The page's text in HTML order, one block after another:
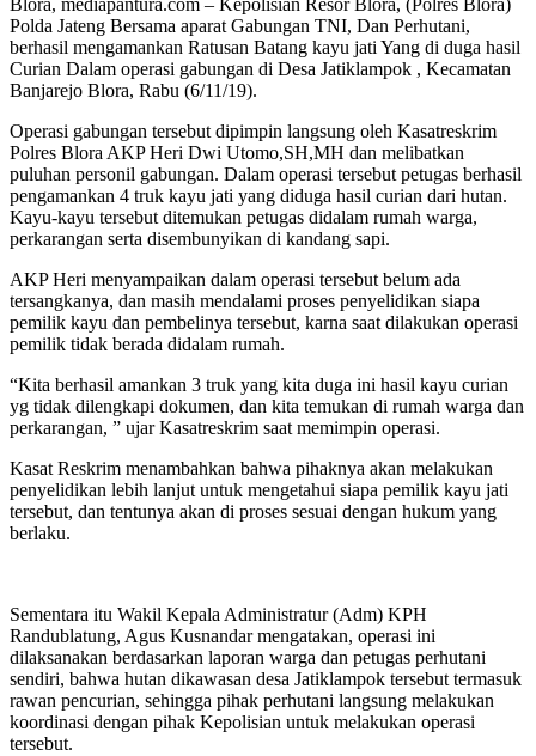
Polda Jateng Bersama aparat Gabungan TNI, Dan Perhutani,
berhasil mengamankan Ratusan Batang kayu jati Yang di duga hasil
Curian Dalam operasi gabungan di Desa Jatiklampok , Kecamatan
Banjarejo Blora, Rabu (6/11/19).
Operasi gabungan tersebut dipimpin langsung oleh Kasatreskrim
Polres Blora AKP Heri Dwi Utomo,SH,MH dan melibatkan
puluhan personil gabungan. Dalam operasi tersebut petugas berhasil
pengamankan 4 truk kayu jati yang diduga hasil curian dari hutan.
Kayu-kayu tersebut ditemukan petugas didalam rumah warga,
perkarangan serta disembunyikan di kandang sapi.
AKP Heri menyampaikan dalam operasi tersebut belum ada
tersangkanya, dan masih mendalami proses penyelidikan siapa
pemilik kayu dan pembelinya tersebut, karna saat dilakukan operasi
pemilik tidak berada didalam rumah.
“Kita berhasil amankan 3 truk yang kita duga ini hasil kayu curian
yg tidak dilengkapi dokumen, dan kita temukan di rumah warga dan
perkarangan, ” ujar Kasatreskrim saat memimpin operasi.
Kasat Reskrim menambahkan bahwa pihaknya akan melakukan
penyelidikan lebih lanjut untuk mengetahui siapa pemilik kayu jati
tersebut, dan tentunya akan di proses sesuai dengan hukum yang
berlaku.
Sementara itu Wakil Kepala Administratur (Adm) KPH
Randublatung, Agus Kusnandar mengatakan, operasi ini
dilaksanakan berdasarkan laporan warga dan petugas perhutani
sendiri, bahwa hutan dikawasan desa Jatiklampok tersebut termasuk
rawan pencurian, sehingga pihak perhutani langsung melakukan
koordinasi dengan pihak Kepolisian untuk melakukan operasi
tersebut.